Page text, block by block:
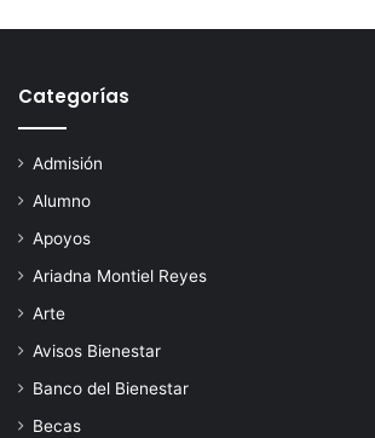
Categorías
Admisión
Alumno
Apoyos
Ariadna Montiel Reyes
Arte
Avisos Bienestar
Banco del Bienestar
Becas